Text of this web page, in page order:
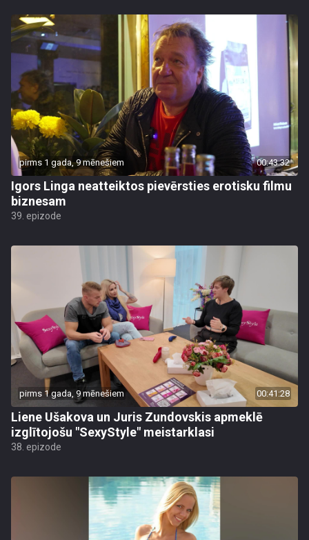
pirms 1 gada, 9 mēnešiem 00:43:32
Igors Linga neatteiktos pievērsties erotisku filmu
biznesam
39. epizode
pirms 1 gada, 9 mēnešiem 00:41:28
Liene Ušakova un Juris Zundovskis apmeklē
izglītojošu "SexyStyle" meistarklasi
38. epizode